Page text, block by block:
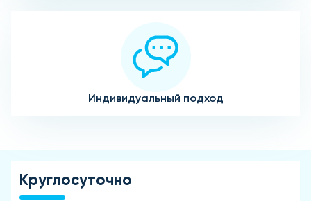
Индивидуальный подход
Круглосуточно